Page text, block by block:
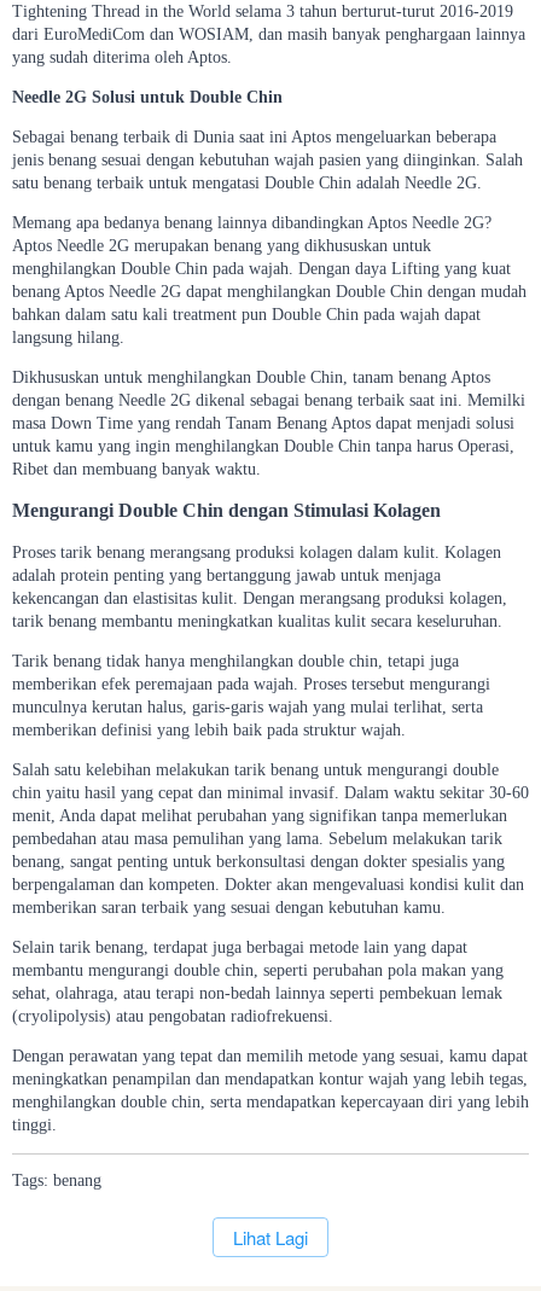
Tightening Thread in the World selama 3 tahun berturut-turut 2016-2019
dari EuroMediCom dan WOSIAM, dan masih banyak penghargaan lainnya
yang sudah diterima oleh Aptos.
Needle 2G Solusi untuk Double Chin
Sebagai benang terbaik di Dunia saat ini Aptos mengeluarkan beberapa
jenis benang sesuai dengan kebutuhan wajah pasien yang diinginkan. Salah
satu benang terbaik untuk mengatasi Double Chin adalah Needle 2G.
Memang apa bedanya benang lainnya dibandingkan Aptos Needle 2G?
Aptos Needle 2G merupakan benang yang dikhususkan untuk
menghilangkan Double Chin pada wajah. Dengan daya Lifting yang kuat
benang Aptos Needle 2G dapat menghilangkan Double Chin dengan mudah
bahkan dalam satu kali treatment pun Double Chin pada wajah dapat
langsung hilang.
Dikhususkan untuk menghilangkan Double Chin, tanam benang Aptos
dengan benang Needle 2G dikenal sebagai benang terbaik saat ini. Memilki
masa Down Time yang rendah Tanam Benang Aptos dapat menjadi solusi
untuk kamu yang ingin menghilangkan Double Chin tanpa harus Operasi,
Ribet dan membuang banyak waktu.
Mengurangi Double Chin dengan Stimulasi Kolagen
Proses tarik benang merangsang produksi kolagen dalam kulit. Kolagen
adalah protein penting yang bertanggung jawab untuk menjaga
kekencangan dan elastisitas kulit. Dengan merangsang produksi kolagen,
tarik benang membantu meningkatkan kualitas kulit secara keseluruhan.
Tarik benang tidak hanya menghilangkan double chin, tetapi juga
memberikan efek peremajaan pada wajah. Proses tersebut mengurangi
munculnya kerutan halus, garis-garis wajah yang mulai terlihat, serta
memberikan definisi yang lebih baik pada struktur wajah.
Salah satu kelebihan melakukan tarik benang untuk mengurangi double
chin yaitu hasil yang cepat dan minimal invasif. Dalam waktu sekitar 30-60
menit, Anda dapat melihat perubahan yang signifikan tanpa memerlukan
pembedahan atau masa pemulihan yang lama. Sebelum melakukan tarik
benang, sangat penting untuk berkonsultasi dengan dokter spesialis yang
berpengalaman dan kompeten. Dokter akan mengevaluasi kondisi kulit dan
memberikan saran terbaik yang sesuai dengan kebutuhan kamu.
Selain tarik benang, terdapat juga berbagai metode lain yang dapat
membantu mengurangi double chin, seperti perubahan pola makan yang
sehat, olahraga, atau terapi non-bedah lainnya seperti pembekuan lemak
(cryolipolysis) atau pengobatan radiofrekuensi.
Dengan perawatan yang tepat dan memilih metode yang sesuai, kamu dapat
meningkatkan penampilan dan mendapatkan kontur wajah yang lebih tegas,
menghilangkan double chin, serta mendapatkan kepercayaan diri yang lebih
tinggi.
Tags: benang
`Lihat Lagi